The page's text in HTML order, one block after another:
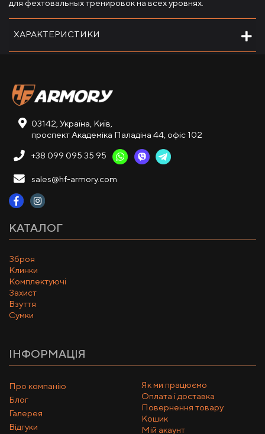
для фехтовальных тренировок на всех уровнях.
ХАРАКТЕРИСТИКИ
03142, Україна, Київ,
проспект Академіка Паладіна 44, офіс 102
+38 099 095 35 95
sales@hf-armory.com
КАТАЛОГ
Зброя
Клинки
Комплектуючі
Захист
Взуття
Сумки
ІНФОРМАЦІЯ
Про компанію
Блог
Галерея
Відгуки
Як ми працюємо
Оплата і доставка
Повернення товару
Кошик
Мій акаунт